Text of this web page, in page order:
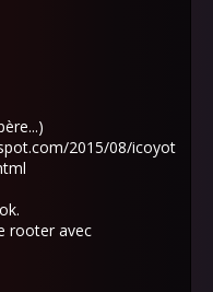
2015/08/icoyot
rooter avec